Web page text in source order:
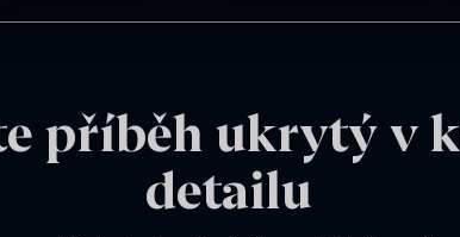
příběh ukrytý v
detailu